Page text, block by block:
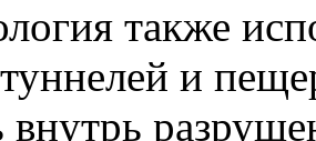
также
и
внутрь